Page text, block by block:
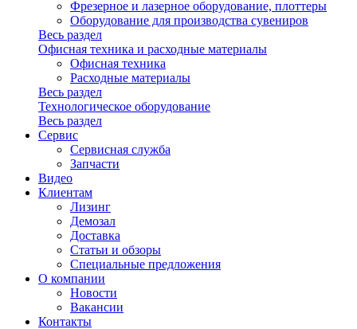
Фрезерное и лазерное оборудование, плоттеры
Оборудование для производства сувениров
Весь раздел
Офисная техника и расходные материалы
Офисная техника
Расходные материалы
Весь раздел
Технологическое оборудование
Весь раздел
Сервис
Сервисная служба
Запчасти
Видео
Клиентам
Лизинг
Демозал
Доставка
Статьи и обзоры
Специальные предложения
О компании
Новости
Вакансии
Контакты